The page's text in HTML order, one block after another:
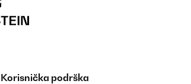
Korisnička podrška